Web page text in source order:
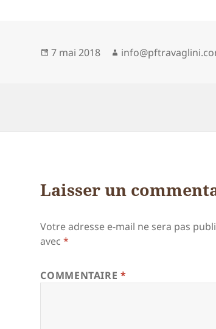
Publié
7 mai 2018 Auteur
Laisser un
Votre adresse e-mail ne sera pas
avec*
COMMENTAIRE*